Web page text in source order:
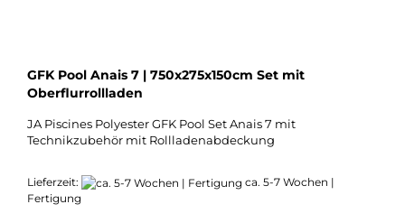
GFK Pool Anais 7 | 750x275x150cm Set mit
Oberflurrollladen
JA Piscines Polyester GFK Pool Set Anais 7 mit
Technikzubehör mit Rollladenabdeckung
Lieferzeit:
ca. 5-7 Wochen |
Fertigung